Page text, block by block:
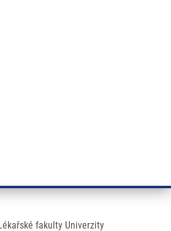
fakulty Univerzity